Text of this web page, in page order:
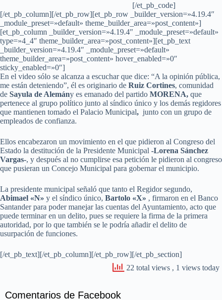
[/et_pb_code]
[/et_pb_column][/et_pb_row][et_pb_row _builder_version=»4.19.4″
_module_preset=»default» theme_builder_area=»post_content»]
[et_pb_column _builder_version=»4.19.4″ _module_preset=»default»
type=»4_4″ theme_builder_area=»post_content»][et_pb_text
_builder_version=»4.19.4″ _module_preset=»default»
theme_builder_area=»post_content» hover_enabled=»0″
sticky_enabled=»0″]
En el video sólo se alcanza a escuchar que dice: “A la opinión pública,
me están deteniendo”, él es originario de Ruiz Cortines, comunidad
de Sayula de Alemány es emanado del partido MORENA, que
pertenece al grupo político junto al síndico único y los demás regidores
que mantienen tomado el Palacio Municipal, junto con un grupo de
empleados de confianza.
Ellos encabezaron un movimiento en el que pidieron al Congreso del
Estado la destitución de la Presidente Municipal -Lorena Sánchez
Vargas-, y después al no cumplirse esa petición le pidieron al congreso
que pusieran un Concejo Municipal para gobernar el municipio.
La presidente municipal señaló que tanto el Regidor segundo,
Abimael «N» y el síndico único, Bartolo «X» , firmaron en el Banco
Santander para poder manejar las cuentas del Ayuntamiento, acto que
puede terminar en un delito, pues se requiere la firma de la primera
autoridad, por lo que también se le podría añadir el delito de
usurpación de funciones.
[/et_pb_text][/et_pb_column][/et_pb_row][/et_pb_section]
22 total views , 1 views today
Comentarios de Facebook